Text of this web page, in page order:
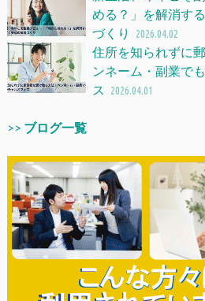
める？」を解消す
づくり
2026.04.02
住所を知られずに
ンネーム・副業で
ス
2026.04.01
>> ブログ一覧